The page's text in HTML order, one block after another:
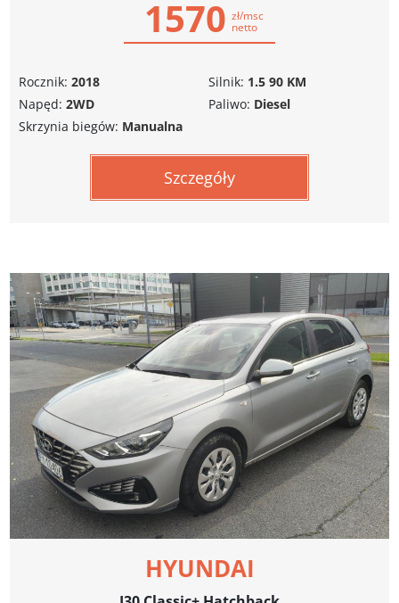
1570 zł/msc
netto
Rocznik: 2018
Napęd: 2WD
Silnik: 1.5 90 KM
Paliwo: Diesel
Skrzynia biegów: Manualna
Szczegóły
HYUNDAI